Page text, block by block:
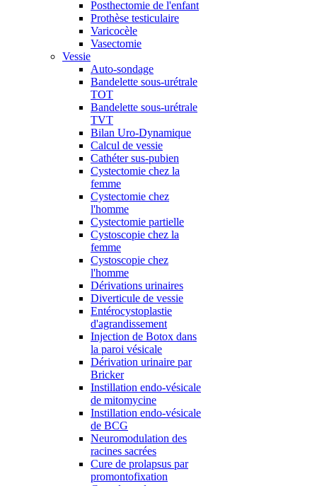
Posthectomie de l'enfant
Prothèse testiculaire
Varicocèle
Vasectomie
Vessie
Auto-sondage
Bandelette sous-urétrale
TOT
Bandelette sous-urétrale
TVT
Bilan Uro-Dynamique
Calcul de vessie
Cathéter sus-pubien
Cystectomie chez la
femme
Cystectomie chez
l'homme
Cystectomie partielle
Cystoscopie chez la
femme
Cystoscopie chez
l'homme
Dérivations urinaires
Diverticule de vessie
Entérocystoplastie
d'agrandissement
Injection de Botox dans
la paroi vésicale
Dérivation urinaire par
Bricker
Instillation endo-vésicale
de mitomycine
Instillation endo-vésicale
de BCG
Neuromodulation des
racines sacrées
Cure de prolapsus par
promontofixation